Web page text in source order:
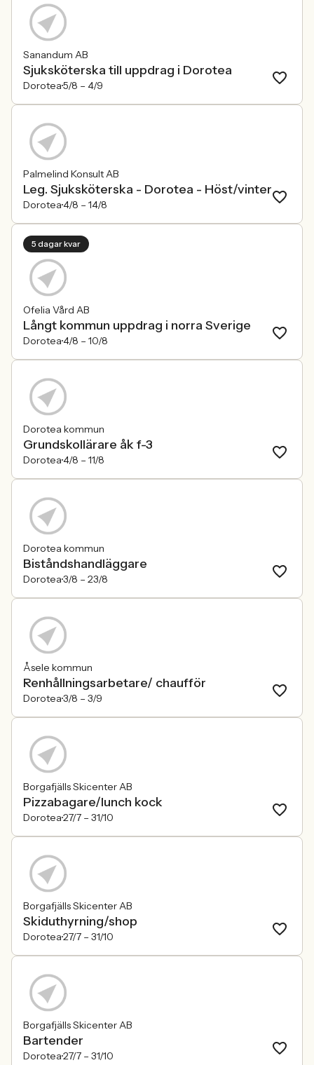
Sanandum AB
Sjuksköterska till uppdrag i Dorotea
Dorotea5/8 – 4/9
Palmelind Konsult AB
Leg. Sjuksköterska - Dorotea - Höst/vinter
Dorotea4/8 – 14/8
5 dagar kvar
Ofelia Vård AB
Långt kommun uppdrag i norra Sverige
Dorotea4/8 – 10/8
Dorotea kommun
Grundskollärare åk f-3
Dorotea4/8 – 11/8
Dorotea kommun
Biståndshandläggare
Dorotea3/8 – 23/8
Åsele kommun
Renhållningsarbetare/ chaufför
Dorotea3/8 – 3/9
Borgafjälls Skicenter AB
Pizzabagare/lunch kock
Dorotea27/7 – 31/10
Borgafjälls Skicenter AB
Skiduthyrning/shop
Dorotea27/7 – 31/10
Borgafjälls Skicenter AB
Bartender
Dorotea27/7 – 31/10